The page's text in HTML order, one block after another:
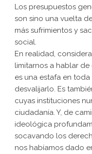
Los presupuestos
son sino una vuelta
más sufrimientos y
social.
En realidad,
limitarnos a hablar
es una estafa en
desvalijarlo. Es
cuyas instituciones
ciudadanía. Y, de
ideológica
socavando los
nos habíamos dado